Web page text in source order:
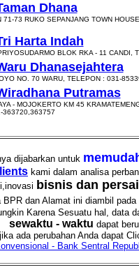
Dhana
71-73 RUKO SEPANJANG TOWN
Harta Indah
BLOK RKA - 11 CANDI,
Dhanasejahtera
NO. 70 WARU, TELEPON : 031-
Putramas
- MOJOKERTO KM 45
363720,363757
dijabarkan untuk
kami dalam analisa
bisnis dan
BPR dan Alamat ini diambil
Karena Sesuatu hal, data
sewaktu - waktu dapat
ada perubahan Anda dapat
- Bank Sentral